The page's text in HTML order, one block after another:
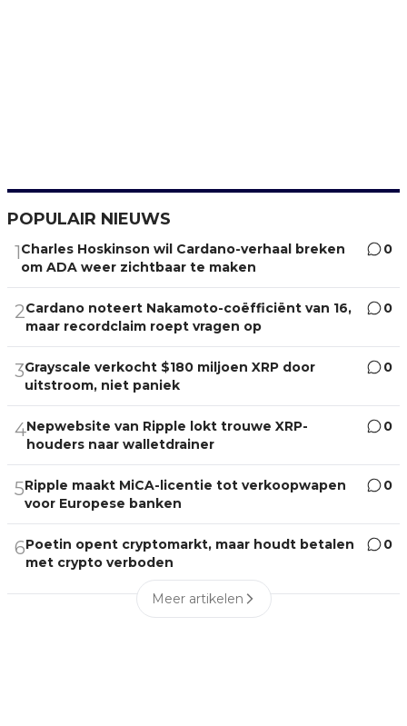
POPULAIR NIEUWS
1Charles Hoskinson wil Cardano-verhaal breken
om ADA weer zichtbaar te maken
0
2Cardano noteert Nakamoto-coëfficiënt van 16,
maar recordclaim roept vragen op
0
3Grayscale verkocht $180 miljoen XRP door
uitstroom, niet paniek
0
4Nepwebsite van Ripple lokt trouwe XRP-
houders naar walletdrainer
0
5Ripple maakt MiCA-licentie tot verkoopwapen
voor Europese banken
0
6Poetin opent cryptomarkt, maar houdt betalen
met crypto verboden
0
Meer artikelen